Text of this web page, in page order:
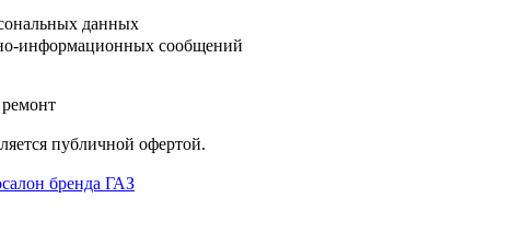
данных
информационных сообщений
публичной офертой.
бренда ГАЗ